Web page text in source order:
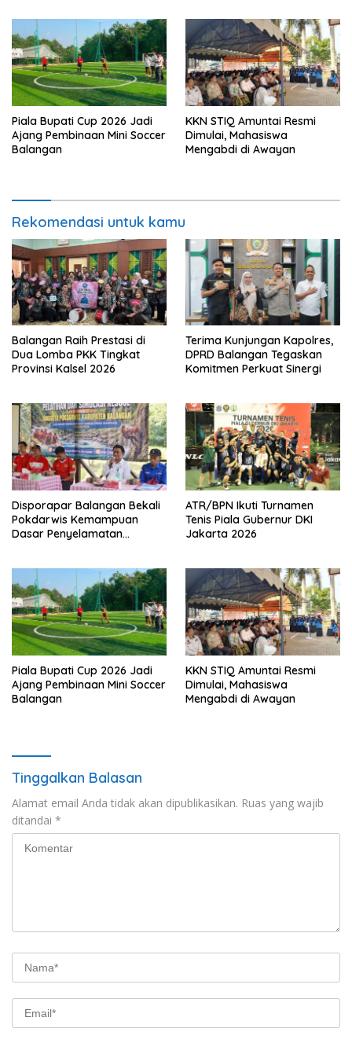
Piala Bupati Cup 2026 Jadi
Ajang Pembinaan Mini Soccer
Balangan
KKN STIQ Amuntai Resmi
Dimulai, Mahasiswa
Mengabdi di Awayan
Rekomendasi untuk kamu
Balangan Raih Prestasi di
Dua Lomba PKK Tingkat
Provinsi Kalsel 2026
Terima Kunjungan Kapolres,
DPRD Balangan Tegaskan
Komitmen Perkuat Sinergi
Disporapar Balangan Bekali
Pokdarwis Kemampuan
Dasar Penyelamatan
ATR/BPN Ikuti Turnamen
Tenis Piala Gubernur DKI
Jakarta 2026
Piala Bupati Cup 2026 Jadi
Ajang Pembinaan Mini Soccer
Balangan
KKN STIQ Amuntai Resmi
Dimulai, Mahasiswa
Mengabdi di Awayan
Tinggalkan Balasan
Alamat email Anda tidak akan dipublikasikan. Ruas yang wajib
ditandai *